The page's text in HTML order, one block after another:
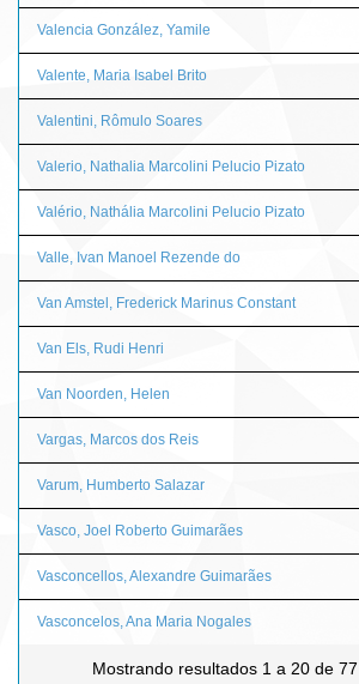
Valencia González, Yamile
Valente, Maria Isabel Brito
Valentini, Rômulo Soares
Valerio, Nathalia Marcolini Pelucio Pizato
Valério, Nathália Marcolini Pelucio Pizato
Valle, Ivan Manoel Rezende do
Van Amstel, Frederick Marinus Constant
Van Els, Rudi Henri
Van Noorden, Helen
Vargas, Marcos dos Reis
Varum, Humberto Salazar
Vasco, Joel Roberto Guimarães
Vasconcellos, Alexandre Guimarães
Vasconcelos, Ana Maria Nogales
Mostrando resultados 1 a 20 de 77